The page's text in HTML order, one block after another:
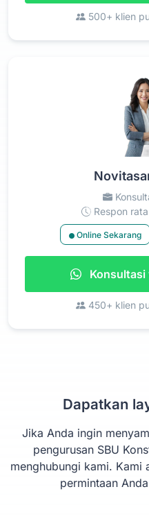
500+ klien
Respon
Online Sekarang
Konsultasi
450+ klien
Dapatkan
Jika Anda ingin
pengurusan SBU
menghubungi kami. Kami
permintaan